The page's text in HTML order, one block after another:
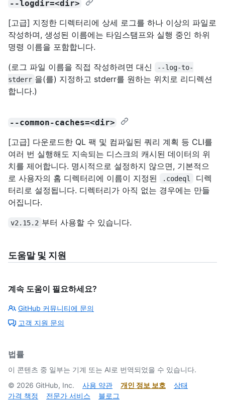
--logdir=<dir>
[고급] 지정한 디렉터리에 상세 로그를 하나 이상의 파일로
작성하며, 생성된 이름에는 타임스탬프와 실행 중인 하위
명령 이름을 포함합니다.
(로그 파일 이름을 직접 작성하려면 대신
--log-to-
stderr 을(를) 지정하고 stderr를 원하는 위치로 리디렉션
합니다.)
--common-caches=<dir>
[고급] 다운로드한 QL 팩 및 컴파일된 쿼리 계획 등 CLI를
여러 번 실행해도 지속되는 디스크의 캐시된 데이터의 위
치를 제어합니다. 명시적으로 설정하지 않으면, 기본적으
로 사용자의 홈 디렉터리에 이름이 지정된
.codeql
디렉
터리로 설정됩니다. 디렉터리가 아직 없는 경우에는 만들
어집니다.
v2.15.2 부터 사용할 수 있습니다.
도움말 및 지원
계속 도움이 필요하세요?
GitHub 커뮤니티에 문의
고객 지원 문의
법률
이 콘텐츠 중 일부는 기계 또는 AI로 번역되었을 수 있습니다.
© 2026 GitHub, Inc. 사용 약관 개인 정보 보호
상태
가격 책정
전문가 서비스 블로그